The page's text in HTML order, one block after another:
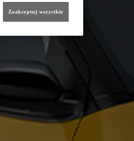
Zaakceptuj wszystkie